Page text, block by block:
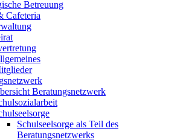
Betreuung
Cafeteria
Beratungsnetzwerk
Schulseelsorge als Teil des
Beratungsnetzwerks